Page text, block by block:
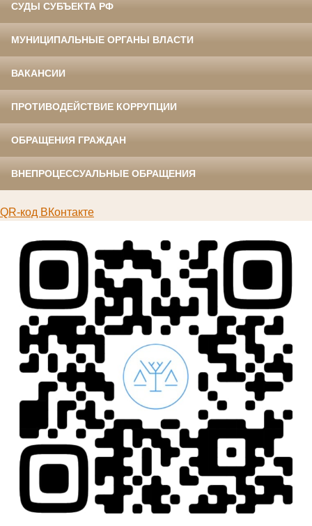
СУДЫ СУБЪЕКТА РФ
МУНИЦИПАЛЬНЫЕ ОРГАНЫ ВЛАСТИ
ВАКАНСИИ
ПРОТИВОДЕЙСТВИЕ КОРРУПЦИИ
ОБРАЩЕНИЯ ГРАЖДАН
ВНЕПРОЦЕССУАЛЬНЫЕ ОБРАЩЕНИЯ
QR-код ВКонтакте